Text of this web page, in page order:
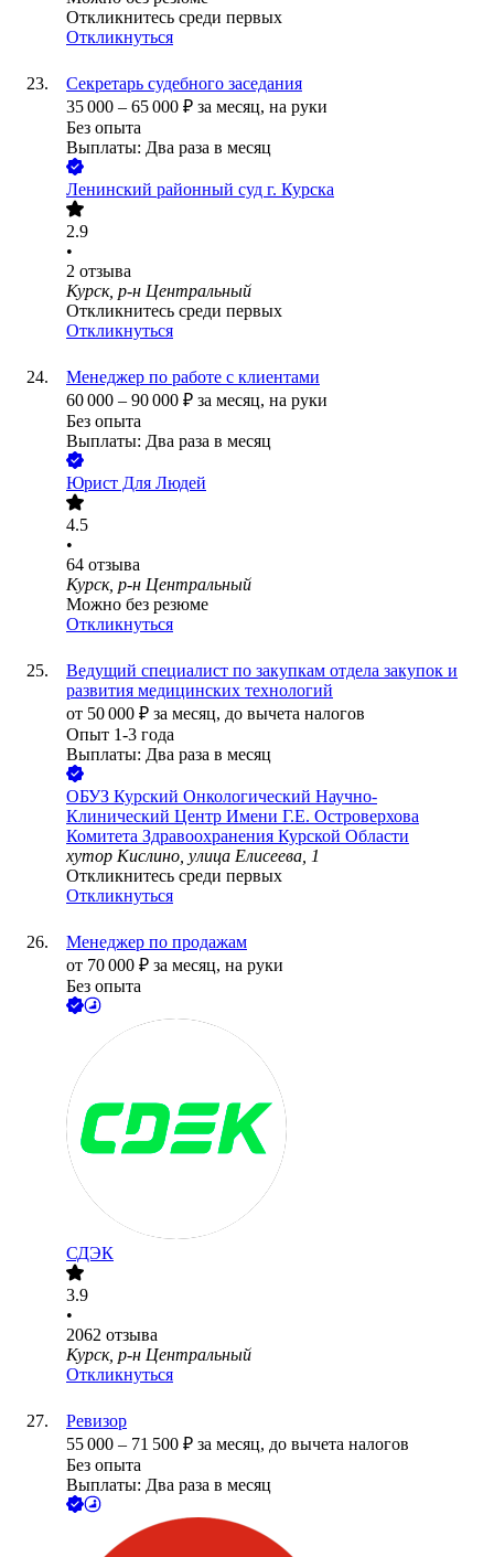
Откликнитесь среди первых
Откликнуться
Секретарь судебного заседания
35 000 – 65 000 ₽ за месяц, на руки
Без опыта
Выплаты: Два раза в месяц
Ленинский районный суд г. Курска
2.9
•
2 отзыва
Курск, р-н Центральный
Откликнитесь среди первых
Откликнуться
Менеджер по работе с клиентами
60 000 – 90 000 ₽ за месяц, на руки
Без опыта
Выплаты: Два раза в месяц
Юрист Для Людей
4.5
•
64 отзыва
Курск, р-н Центральный
Можно без резюме
Откликнуться
Ведущий специалист по закупкам отдела закупок и
развития медицинских технологий
от 50 000 ₽ за месяц, до вычета налогов
Опыт 1-3 года
Выплаты: Два раза в месяц
ОБУЗ Курский Онкологический Научно-
Клинический Центр Имени Г.Е. Островерхова
Комитета Здравоохранения Курской Области
хутор Кислино, улица Елисеева, 1
Откликнитесь среди первых
Откликнуться
Менеджер по продажам
от 70 000 ₽ за месяц, на руки
Без опыта
СДЭК
3.9
•
2062 отзыва
Курск, р-н Центральный
Откликнуться
Ревизор
55 000 – 71 500 ₽ за месяц, до вычета налогов
Без опыта
Выплаты: Два раза в месяц